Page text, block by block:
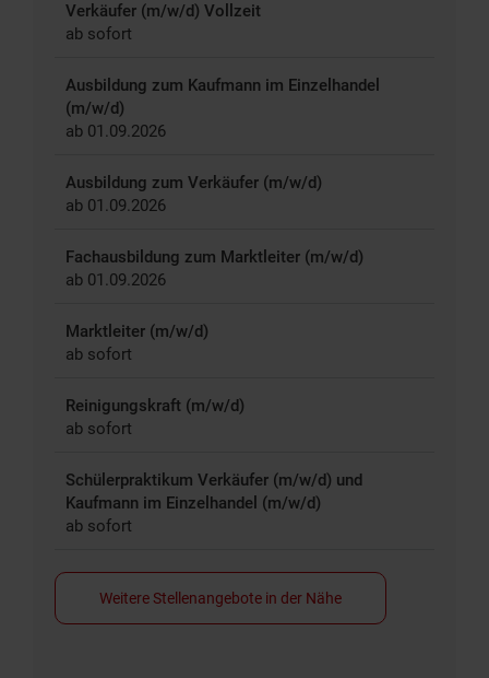
Verkäufer (m/w/d) Vollzeit
ab sofort
Ausbildung zum Kaufmann im Einzelhandel
(m/w/d)
ab 01.09.2026
Ausbildung zum Verkäufer (m/w/d)
ab 01.09.2026
Fachausbildung zum Marktleiter (m/w/d)
ab 01.09.2026
Marktleiter (m/w/d)
ab sofort
Reinigungskraft (m/w/d)
ab sofort
Schülerpraktikum Verkäufer (m/w/d) und
Kaufmann im Einzelhandel (m/w/d)
ab sofort
Weitere Stellenangebote in der Nähe